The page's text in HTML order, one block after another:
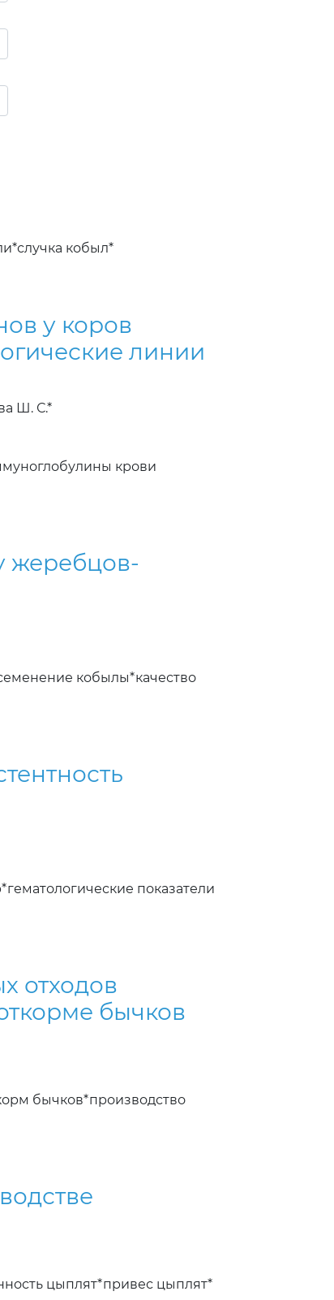
кобыл*
у коров
линии
Ш. С.*
крови
жеребцов-
кобылы*качество
показатели
отходов
бычков
бычков*производство
цыплят*привес цыплят*